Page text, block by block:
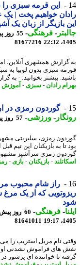
این قرمه سبزی را طبق
خواهیم پخت | یک
بازیگر از زبان یک آشپز
-فرهنگی-
81677216
همشهری آنلاین،
سبزی بدون لوبیا به سبک
بیشتر بخوانید: - به گزارش
رادان - سبزی- آموزش-
‫گوردون رمزی در
-ورزشی-57 روز پیش - شنبه 23 خرداد 1405، 15:27
رمزی، سلبریتی مشهور
تا به بازیکنان این تیم قبل
رمزی سرآشپز مشهور
-بازیکنان-بازی - رمزی -
راز شام محبوب مریل
که از یک مرغ
-فرهنگی-
81641011
نام مریل استریپ را می
های فراموش نشدنی او در
تا خواننده ای پرشور در